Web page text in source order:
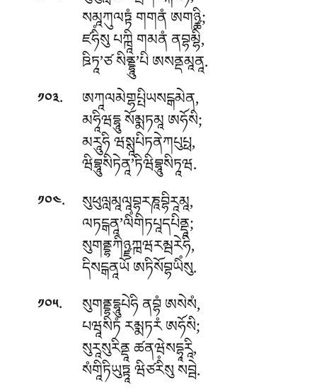
སམཱཀུལཏྟཾ གགནཾ ཨགཉྪི;
ཛཧིཾསུ པཀྑཱི གམནཾ ནབྷམྷི,
ཋིཏཱ’ཙ སིནྡྷཱུ’པི ཨསནྡམཱནཱ.
༡༠༣. ཨཀཱལམེགྷཔྤིཡསངྒམེན,
མཧཱིཝདྷཱུ སོམྨཏམཱ ཨཧོསི;
མརཱུཧི ཝསྶཱཔིཏནེཀཔུཔྥ,
ཝིབྷཱུསིཏེནཱ’ཏིཝིབྷཱུསིཏཱཝ.
༡༠༤. སུཕུལླམཱལཱབྷརཎཱབྷིརཱམཱ,
ལཏངྒནཱ’ལིཾགིཏཔཱདཔིནྡཱ;
སུགནྡྷཀིཉྫཀྑཝརམྦརེཧི,
དིསངྒནཱཡོ ཨཏིསོབྷཡིཾསུ.
༡༠༥. སུགནྡྷདྷཱུཔེཧི ནབྷཾ ཨསེསཾ,
པཝཱསིཏཾ རམྨཏརཾ ཨཧོསི;
སུརཱསུརིནྡཱ ཚནཝེསདྷཱརཱི,
སཾགཱིཏིཡུཏྟཱ ཝིཙརིཾསུ སབྦེ.